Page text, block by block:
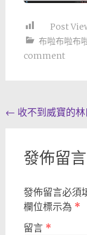
Post
布啦布啦布
comment
Post
← 收不到威寶的
發佈留言
發佈留言必須
欄位標示為 *
留言 *